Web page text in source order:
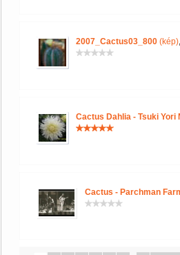
2007_Cactus03_800 (kép),
Cactus Dahlia - Tsuki Yori
Cactus - Parchman